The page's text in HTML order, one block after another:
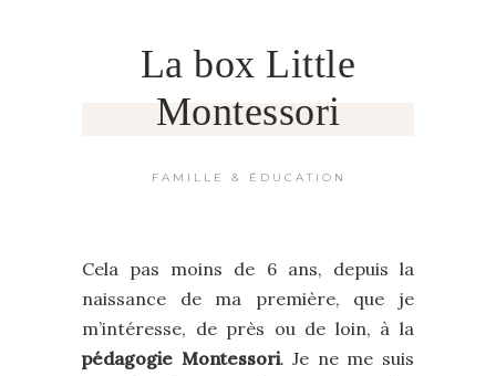
La box Little
Montessori
FAMILLE & ÉDUCATION
Cela pas moins de 6 ans, depuis la
naissance de ma première, que je
m’intéresse, de près ou de loin, à la
pédagogie Montessori. Je ne me suis